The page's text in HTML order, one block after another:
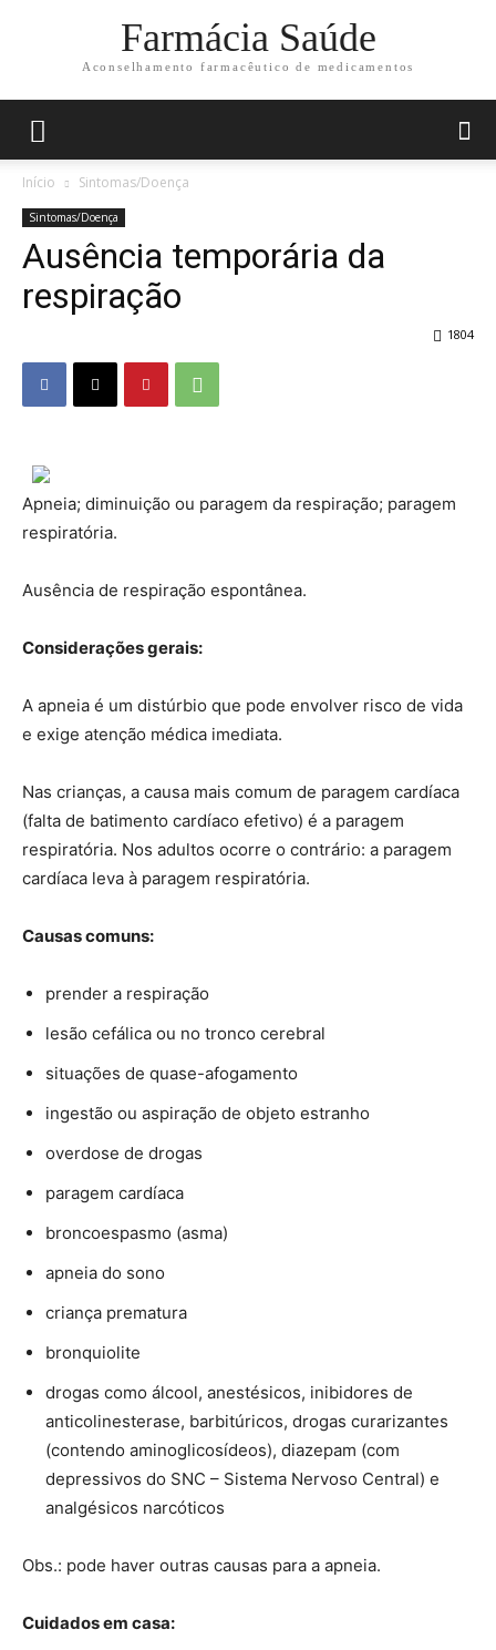
Farmácia Saúde
Aconselhamento farmacêutico de medicamentos
Início Sintomas/Doença
Sintomas/Doença
Ausência temporária da
respiração
1804
Apneia; diminuição ou paragem da respiração; paragem
respiratória.
Ausência de respiração espontânea.
Considerações gerais:
A apneia é um distúrbio que pode envolver risco de vida
e exige atenção médica imediata.
Nas crianças, a causa mais comum de paragem cardíaca
(falta de batimento cardíaco efetivo) é a paragem
respiratória. Nos adultos ocorre o contrário: a paragem
cardíaca leva à paragem respiratória.
Causas comuns:
prender a respiração
lesão cefálica ou no tronco cerebral
situações de quase-afogamento
ingestão ou aspiração de objeto estranho
overdose de drogas
paragem cardíaca
broncoespasmo (asma)
apneia do sono
criança prematura
bronquiolite
drogas como álcool, anestésicos, inibidores de
anticolinesterase, barbitúricos, drogas curarizantes
(contendo aminoglicosídeos), diazepam (com
depressivos do SNC – Sistema Nervoso Central) e
analgésicos narcóticos
Obs.: pode haver outras causas para a apneia.
Cuidados em casa: